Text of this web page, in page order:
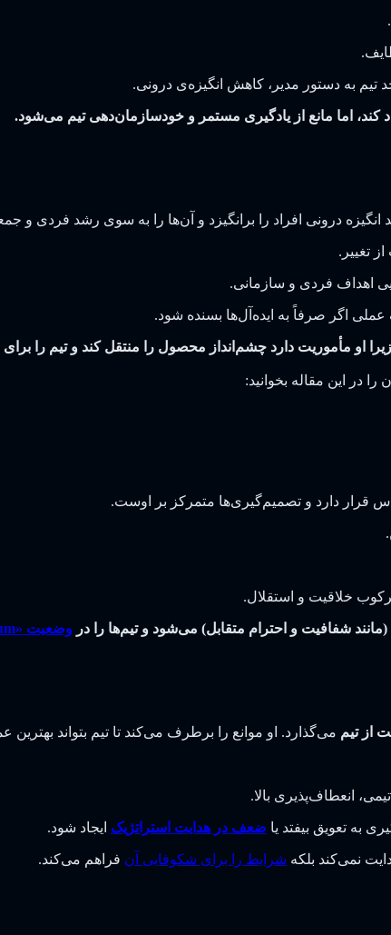
تیم به دستور مدیر، کاهش انگیزه‌ی درونی.
اما مانع از یادگیری مستمر و خودسازمان‌دهی تیم می‌شود.
درونی افراد را برانگیزد و آن‌ها را به سوی رشد فردی و
تغییر.
اهداف فردی و سازمانی.
عملی اگر صرفاً به ایده‌آل‌ها بسنده شود.
در این مقاله بخوانید:
قرار دارد و تصمیم‌گیری‌ها متمرکز بر اوست.
خلاقیت و استقلال.
شفافیت و احترام متقابل) می‌شود و تیم‌ها را در وضعیت «Vacuum» یا خلا‌ی تصمیم‌گیری
از تیم می‌گذارد. او موانع را برطرف می‌کند تا تیم بتواند بهترین
انعطاف‌پذیری بالا.
به تعویق بیفتد یا ضعف در هدایت استراتژیک ایجاد شود.
نمی‌کند بلکه شرایط را برای شکوفایی آن فراهم می‌کند.